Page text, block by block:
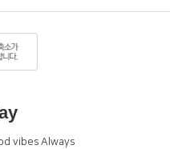
vibes Always